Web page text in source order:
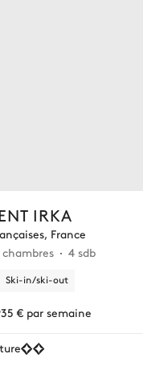
IRKA
France
chambres 4 sdb
Ski-in/ski-out
€ par semaine